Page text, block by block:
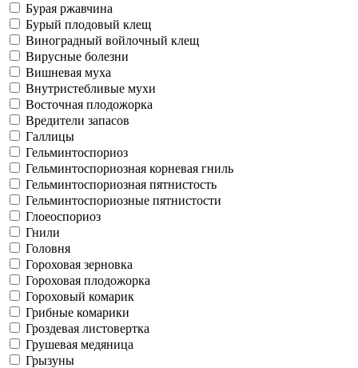
Бурая ржавчина
Бурый плодовый клещ
Виноградный войлочный клещ
Вирусные болезни
Вишневая муха
Внутристебливые мухи
Восточная плодожорка
Вредители запасов
Галлицы
Гельминтоспориоз
Гельминтоспориозная корневая гниль
Гельминтоспориозная пятнистость
Гельминтоспориозные пятнистости
Глоеоспориоз
Гнили
Головня
Гороховая зерновка
Гороховая плодожорка
Гороховый комарик
Грибные комарики
Гроздевая листовертка
Грушевая медяница
Грызуны